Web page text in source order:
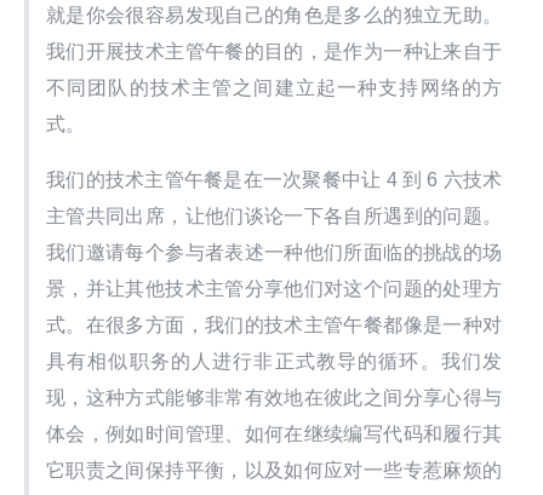
就是你会很容易发现自己的角色是多么的独立无助。
我们开展技术主管午餐的目的，是作为一种让来自于
不同团队的技术主管之间建立起一种支持网络的方
式。
我们的技术主管午餐是在一次聚餐中让 4 到 6 六技术
主管共同出席，让他们谈论一下各自所遇到的问题。
我们邀请每个参与者表述一种他们所面临的挑战的场
景，并让其他技术主管分享他们对这个问题的处理方
式。在很多方面，我们的技术主管午餐都像是一种对
具有相似职务的人进行非正式教导的循环。我们发
现，这种方式能够非常有效地在彼此之间分享心得与
体会，例如时间管理、如何在继续编写代码和履行其
它职责之间保持平衡，以及如何应对一些专惹麻烦的